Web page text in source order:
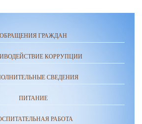
ОБРАЩЕНИЯ ГРАЖДАН
КОРРУПЦИИ
СВЕДЕНИЯ
ПИТАНИЕ
РАБОТА